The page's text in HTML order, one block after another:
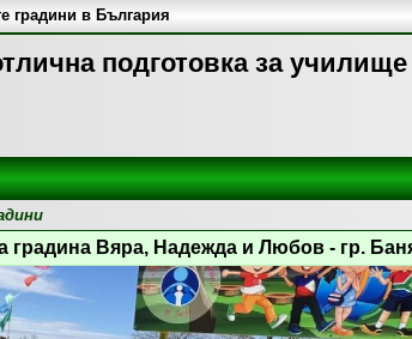
подготовка за
градини в България
градина Вяра, Надежда и Любов - гр.